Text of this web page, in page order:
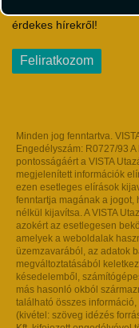
érdekes hírekről!
Feliratkozom
Minden jog fenntartva.
Engedélyszám: R0727/93
pontosságáért a VISTA
megjelenített információk
ezen esetleges elírások
fenntartja magának a jogot,
nélkül kijavítsa. A VISTA
azokért az esetlegesen
amelyek a weboldalak
üzemzavarából, az adatok
megváltoztatásából
késedelemből,
más hasonló okból
található összes
(kivétel: szöveg idézés